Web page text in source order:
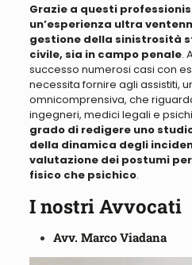
Grazie a questi
un’esperienza ultra
gestione della sinistrosità
civile, sia in campo penale.
successo numerosi casi con
necessita fornire agli assistiti,
omnicomprensiva, che
ingegneri, medici legali e
grado di redigere uno
della dinamica degli
valutazione dei postumi
fisico che psichico.
I nostri Avvocati
Avv. Marco Viadana